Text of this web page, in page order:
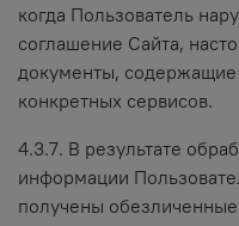
когда Пользователь
соглашение Сайта,
документы, содержащие
конкретных сервисов.
4.3.7. В результате
информации
получены